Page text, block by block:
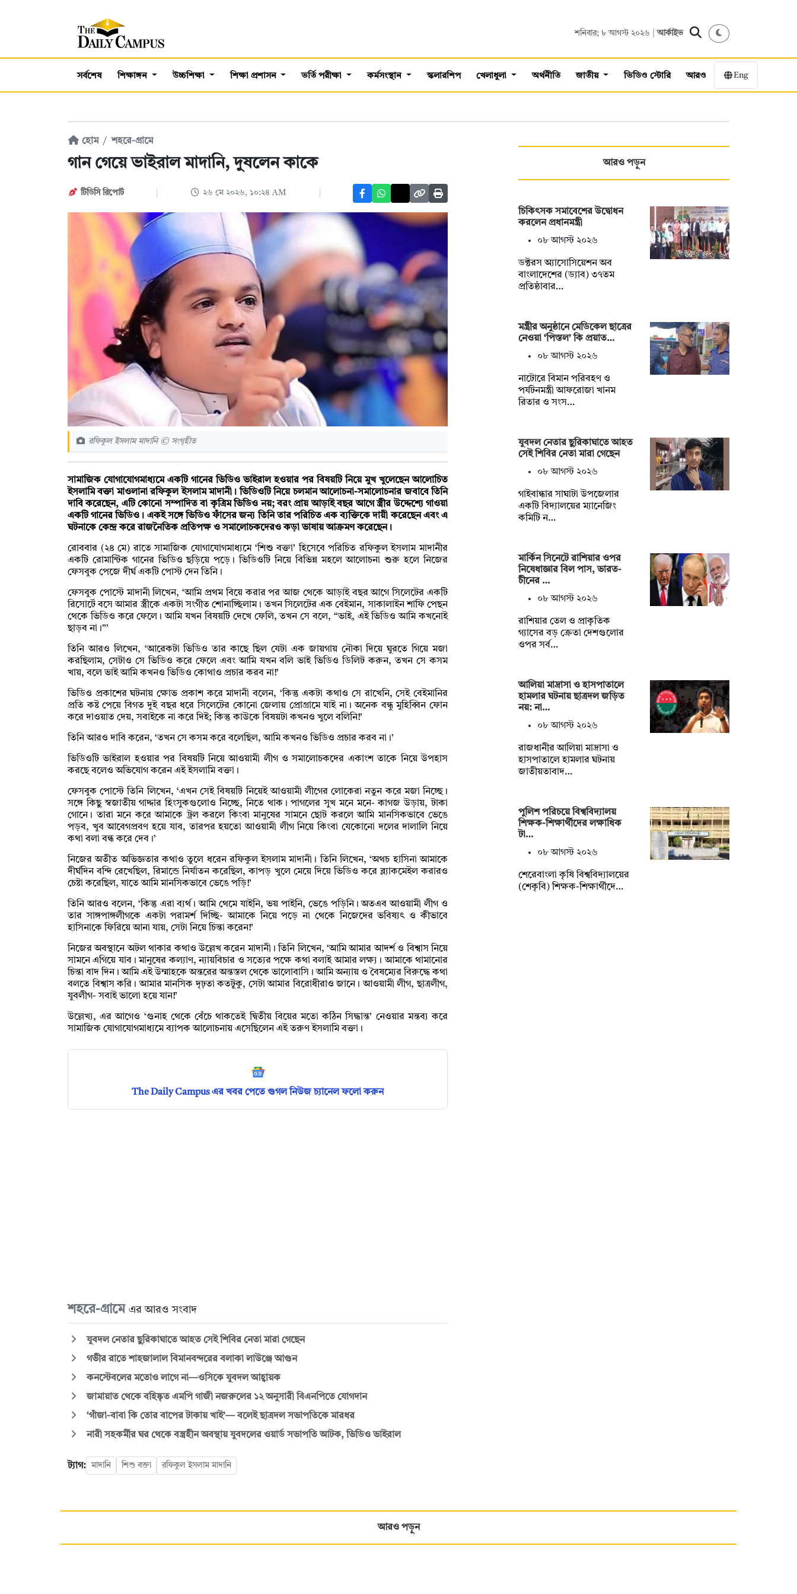
শনিবার; ৮ আগস্ট ২০২৬ |আর্কাইভ
সর্বশেষ শিক্ষাঙ্গন উচ্চশিক্ষা শিক্ষা প্রশাসন ভর্তি পরীক্ষা কর্মসংস্থান স্কলারশিপ খেলাধুলা অর্থনীতি জাতীয় ভিডিও স্টোরি আরও Eng
হোম শহরে-গ্রামে
গান গেয়ে ভাইরাল মাদানি, দুষলেন কাকে
টিডিসি রিপোর্ট ২৬ মে ২০২৬, ১০:২৪ AM
রফিকুল ইসলাম মাদানি © সংগৃহীত
সামাজিক যোগাযোগমাধ্যমে একটি গানের ভিডিও ভাইরাল হওয়ার পর বিষয়টি নিয়ে মুখ খুলেছেন আলোচিত
ইসলামি বক্তা মাওলানা রফিকুল ইসলাম মাদানী। ভিডিওটি নিয়ে চলমান আলোচনা-সমালোচনার জবাবে তিনি
দাবি করেছেন, এটি কোনো সম্পাদিত বা কৃত্রিম ভিডিও নয়; বরং প্রায় আড়াই বছর আগে স্ত্রীর উদ্দেশ্যে গাওয়া
একটি গানের ভিডিও। একই সঙ্গে ভিডিও ফাঁসের জন্য তিনি তার পরিচিত এক ব্যক্তিকে দায়ী করেছেন এবং এ
ঘটনাকে কেন্দ্র করে রাজনৈতিক প্রতিপক্ষ ও সমালোচকদেরও কড়া ভাষায় আক্রমণ করেছেন।
রোববার (২৪ মে) রাতে সামাজিক যোগাযোগমাধ্যমে ‘শিশু বক্তা’ হিসেবে পরিচিত রফিকুল ইসলাম মাদানীর
একটি রোমান্টিক গানের ভিডিও ছড়িয়ে পড়ে। ভিডিওটি নিয়ে বিভিন্ন মহলে আলোচনা শুরু হলে নিজের
ফেসবুক পেজে দীর্ঘ একটি পোস্ট দেন তিনি।
ফেসবুক পোস্টে মাদানী লিখেন, ‘আমি প্রথম বিয়ে করার পর আজ থেকে আড়াই বছর আগে সিলেটের একটি
রিসোর্টে বসে আমার স্ত্রীকে একটা সংগীত শোনাচ্ছিলাম। তখন সিলেটের এক বেইমান, সাকালাইন শাফি পেছন
থেকে ভিডিও করে ফেলে। আমি যখন বিষয়টি দেখে ফেলি, তখন সে বলে, “ভাই, এই ভিডিও আমি কখনোই
ছাড়ব না।”’
তিনি আরও লিখেন, ‘আরেকটা ভিডিও তার কাছে ছিল যেটা এক জায়গায় নৌকা দিয়ে ঘুরতে গিয়ে মজা
করছিলাম, সেটাও সে ভিডিও করে ফেলে এবং আমি যখন বলি ভাই ভিডিও ডিলিট করুন, তখন সে কসম
খায়, বলে ভাই আমি কখনও ভিডিও কোথাও প্রচার করব না!’
ভিডিও প্রকাশের ঘটনায় ক্ষোভ প্রকাশ করে মাদানী বলেন, ‘কিন্তু একটা কথাও সে রাখেনি, সেই বেইমানির
প্রতি কষ্ট পেয়ে বিগত দুই বছর ধরে সিলেটের কোনো জেলায় প্রোগ্রামে যাই না। অনেক বন্ধু মুহিব্বিন ফোন
করে দাওয়াত দেয়, সবাইকে না করে দিই; কিন্তু কাউকে বিষয়টা কখনও খুলে বলিনি!’
তিনি আরও দাবি করেন, ‘তখন সে কসম করে বলেছিল, আমি কখনও ভিডিও প্রচার করব না।’
ভিডিওটি ভাইরাল হওয়ার পর বিষয়টি নিয়ে আওয়ামী লীগ ও সমালোচকদের একাংশ তাকে নিয়ে উপহাস
করছে বলেও অভিযোগ করেন এই ইসলামি বক্তা।
ফেসবুক পোস্টে তিনি লিখেন, ‘এখন সেই বিষয়টি নিয়েই আওয়ামী লীগের লোকেরা নতুন করে মজা নিচ্ছে।
সঙ্গে কিছু স্বজাতীয় গাদ্দার হিংসুকগুলোও নিচ্ছে, নিতে থাক। পাগলের সুখ মনে মনে- কাগজ উড়ায়, টাকা
গোনে। তারা মনে করে আমাকে ট্রল করলে কিংবা মানুষের সামনে ছোট করলে আমি মানসিকভাবে ভেঙে
পড়ব, খুব আবেগপ্রবণ হয়ে যাব, তারপর হয়তো আওয়ামী লীগ নিয়ে কিংবা যেকোনো দলের দালালি নিয়ে
কথা বলা বন্ধ করে দেব।’
নিজের অতীত অভিজ্ঞতার কথাও তুলে ধরেন রফিকুল ইসলাম মাদানী। তিনি লিখেন, ‘অথচ হাসিনা আমাকে
দীর্ঘদিন বন্দি রেখেছিল, রিমান্ডে নির্যাতন করেছিল, কাপড় খুলে মেয়ে দিয়ে ভিডিও করে ব্ল্যাকমেইল করারও
চেষ্টা করেছিল, যাতে আমি মানসিকভাবে ভেঙে পড়ি!’
তিনি আরও বলেন, ‘কিন্তু এরা ব্যর্থ। আমি থেমে যাইনি, ভয় পাইনি, ভেঙে পড়িনি। অতএব আওয়ামী লীগ ও
তার সাঙ্গপাঙ্গলীগকে একটা পরামর্শ দিচ্ছি- আমাকে নিয়ে পড়ে না থেকে নিজেদের ভবিষ্যৎ ও কীভাবে
হাসিনাকে ফিরিয়ে আনা যায়, সেটা নিয়ে চিন্তা করেন!’
নিজের অবস্থানে অটল থাকার কথাও উল্লেখ করেন মাদানী। তিনি লিখেন, ‘আমি আমার আদর্শ ও বিশ্বাস নিয়ে
সামনে এগিয়ে যাব। মানুষের কল্যাণ, ন্যায়বিচার ও সত্যের পক্ষে কথা বলাই আমার লক্ষ্য। আমাকে থামানোর
চিন্তা বাদ দিন। আমি এই উম্মাহকে অন্তরের অন্তস্তল থেকে ভালোবাসি। আমি অন্যায় ও বৈষম্যের বিরুদ্ধে কথা
বলতে বিশ্বাস করি। আমার মানসিক দৃঢ়তা কতটুকু, সেটা আমার বিরোধীরাও জানে। আওয়ামী লীগ, ছাত্রলীগ,
যুবলীগ- সবাই ভালো হয়ে যান!’
উল্লেখ্য, এর আগেও ‘গুনাহ থেকে বেঁচে থাকতেই দ্বিতীয় বিয়ের মতো কঠিন সিদ্ধান্ত’ নেওয়ার মন্তব্য করে
সামাজিক যোগাযোগমাধ্যমে ব্যাপক আলোচনায় এসেছিলেন এই তরুণ ইসলামি বক্তা।
The Daily Campus এর খবর পেতে গুগল নিউজ চ্যানেল ফলো করুন
শহরে-গ্রামে এর আরও সংবাদ
যুবদল নেতার ছুরিকাঘাতে আহত সেই শিবির নেতা মারা গেছেন
গভীর রাতে শাহজালাল বিমানবন্দরের বলাকা লাউঞ্জে আগুন
কনস্টেবলের মতোও লাগে না—ওসিকে যুবদল আহ্বায়ক
জামায়াত থেকে বহিষ্কৃত এমপি গাজী নজরুলের ১২ অনুসারী বিএনপিতে যোগদান
‘গাঁজা-বাবা কি তোর বাপের টাকায় খাই’— বলেই ছাত্রদল সভাপতিকে মারধর
নারী সহকর্মীর ঘর থেকে বস্ত্রহীন অবস্থায় যুবদলের ওয়ার্ড সভাপতি আটক, ভিডিও ভাইরাল
ট্যাগ: মাদানি শিশু বক্তা রফিকুল ইসলাম মাদানি
আরও পড়ুন
চিকিৎসক সমাবেশের উদ্বোধন
করলেন প্রধানমন্ত্রী
০৮ আগস্ট ২০২৬
ডক্টরস অ্যাসোসিয়েশন অব
বাংলাদেশের (ড্যাব) ৩৭তম
প্রতিষ্ঠাবার…
মন্ত্রীর অনুষ্ঠানে মেডিকেল ছাত্রের
নেওয়া ‘পিস্তল’ কি প্রয়াত…
০৮ আগস্ট ২০২৬
নাটোরে বিমান পরিবহণ ও
পর্যটনমন্ত্রী আফরোজা খানম
রিতার ও সংস…
যুবদল নেতার ছুরিকাঘাতে আহত
সেই শিবির নেতা মারা গেছেন
০৮ আগস্ট ২০২৬
গাইবান্ধার সাঘাটা উপজেলার
একটি বিদ্যালয়ের ম্যানেজিং
কমিটি ন…
মার্কিন সিনেটে রাশিয়ার ওপর
নিষেধাজ্ঞার বিল পাস, ভারত-
চীনের …
০৮ আগস্ট ২০২৬
রাশিয়ার তেল ও প্রাকৃতিক
গ্যাসের বড় ক্রেতা দেশগুলোর
ওপর সর্ব…
আলিয়া মাদ্রাসা ও হাসপাতালে
হামলার ঘটনায় ছাত্রদল জড়িত
নয়: না…
০৮ আগস্ট ২০২৬
রাজধানীর আলিয়া মাদ্রাসা ও
হাসপাতালে হামলার ঘটনায়
জাতীয়তাবাদ…
পুলিশ পরিচয়ে বিশ্ববিদ্যালয়
শিক্ষক-শিক্ষার্থীদের লক্ষাধিক
টা…
০৮ আগস্ট ২০২৬
শেরেবাংলা কৃষি বিশ্ববিদ্যালয়ের
(শেকৃবি) শিক্ষক-শিক্ষার্থীদে…
আরও পড়ুন